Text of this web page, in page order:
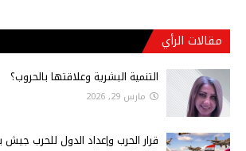
مقالات الرأي
التنمية البشرية وعلاقتها بالحروب؟
مارس 29, 2026
قرار الحرب وإعداد الدول للحرب